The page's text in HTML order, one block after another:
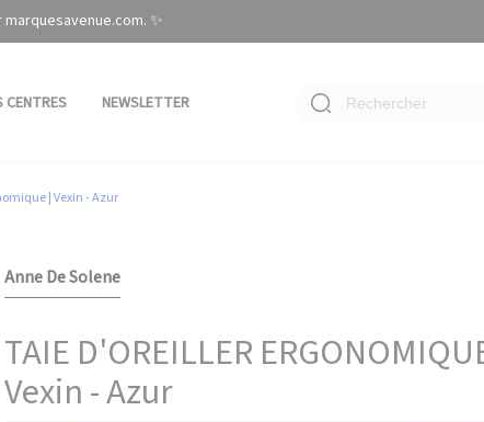
✨
CENTRES NEWSLETTER Rechercher
| Vexin - Azur
Anne De Solene
TAIE D'OREILLER
Vexin - Azur